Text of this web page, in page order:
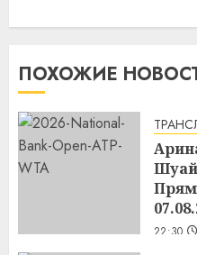
ПОХОЖИЕ
22:30